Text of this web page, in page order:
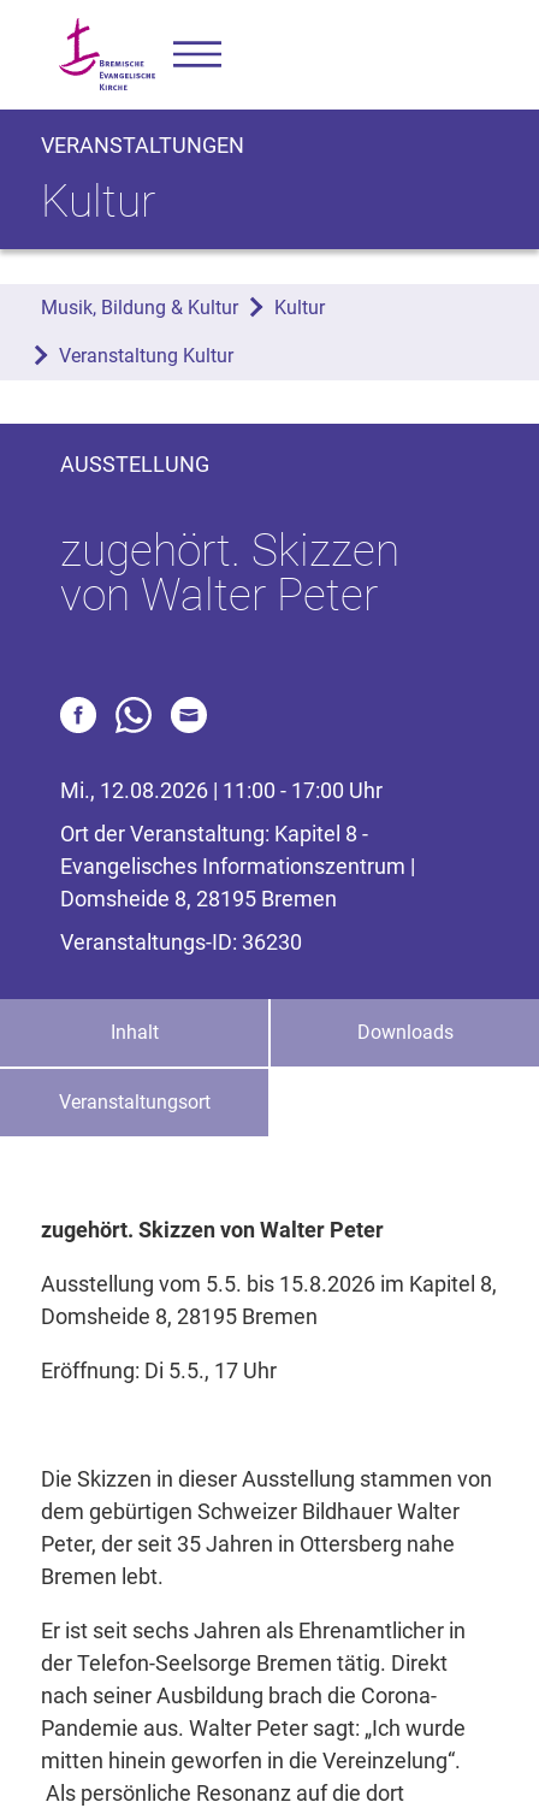
VERANSTALTUNGEN
Kultur
Musik, Bildung & Kultur Kultur
Veranstaltung Kultur
AUSSTELLUNG
zugehört. Skizzen
von Walter Peter
Mi., 12.08.2026 | 11:00 - 17:00 Uhr
Ort der Veranstaltung: Kapitel 8 -
Evangelisches Informationszentrum |
Domsheide 8, 28195 Bremen
Veranstaltungs-ID: 36230
Inhalt Downloads
Veranstaltungsort
zugehört. Skizzen von Walter Peter
Ausstellung vom 5.5. bis 15.8.2026 im Kapitel 8,
Domsheide 8, 28195 Bremen
Eröffnung: Di 5.5., 17 Uhr
Die Skizzen in dieser Ausstellung stammen von
dem gebürtigen Schweizer Bildhauer Walter
Peter, der seit 35 Jahren in Ottersberg nahe
Bremen lebt.
Er ist seit sechs Jahren als Ehrenamtlicher in
der Telefon-Seelsorge Bremen tätig. Direkt
nach seiner Ausbildung brach die Corona-
Pandemie aus. Walter Peter sagt: „Ich wurde
mitten hinein geworfen in die Vereinzelung“.
Als persönliche Resonanz auf die dort